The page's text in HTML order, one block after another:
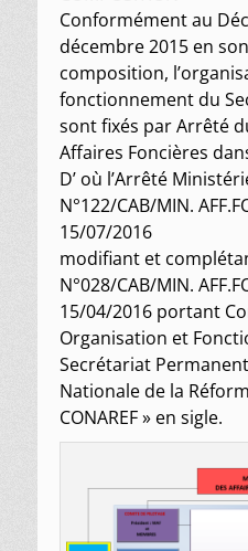
Conformément au
décembre 2015 en
composition,
fonctionnement du
sont fixés par Arrêté
Affaires Foncières
D’ où l’Arrêté
N°122/CAB/MIN.
15/07/2016
modifiant et
N°028/CAB/MIN.
15/04/2016 portant
Organisation et
Secrétariat
Nationale de la
CONAREF » en sigle.